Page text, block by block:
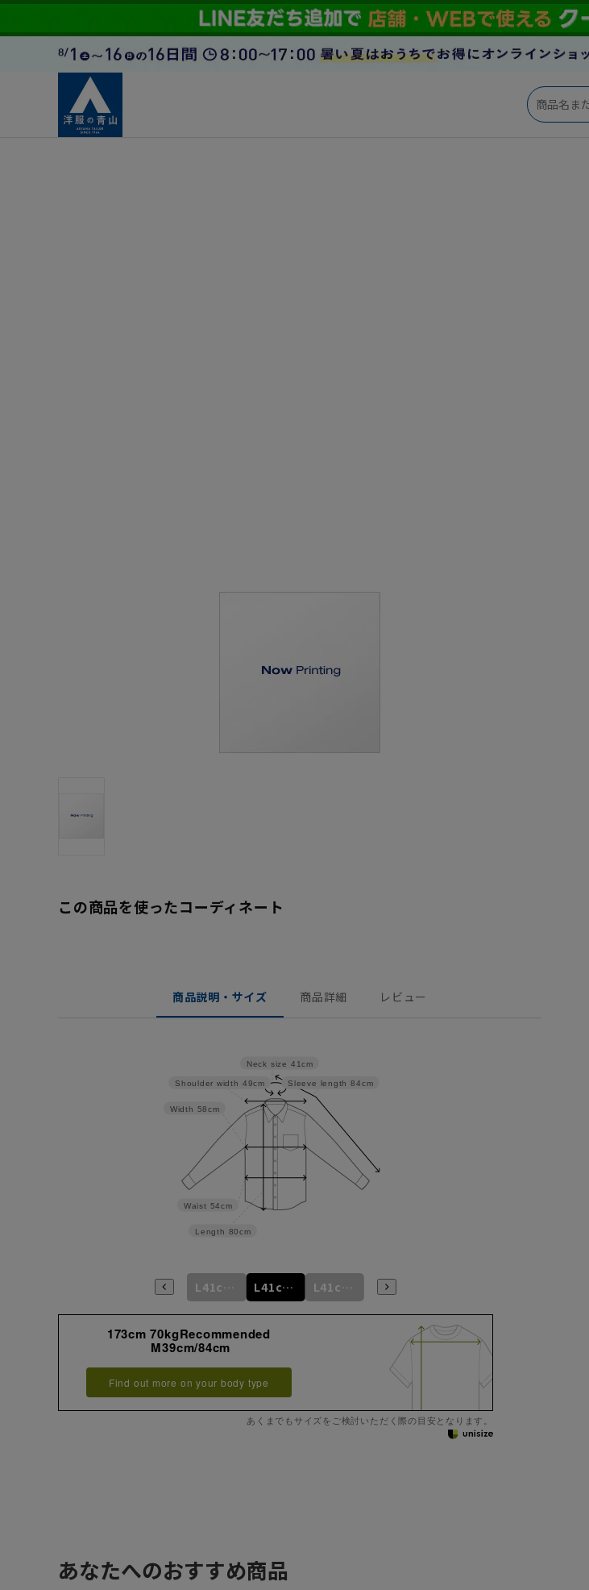
この商品を使ったコーディネート
商品説明・サイズ 商品詳細 レビュー
Sleeve length 84cm
Neck size 41cm
Length 80cm
Waist 54cm
Width 58cm
Shoulder width 49cm
L41cm/82cm L41cm/84cm L41cm/86cm
173cm 70kgRecommended
M39cm/84cm
Find out more on your body type
あくまでもサイズをご検討いただく際の目安となります。